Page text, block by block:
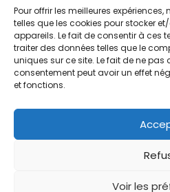
Pour offrir les meilleures
telles que les cookies pour stocker
appareils. Le fait de consentir à ces
traiter des données telles que le
uniques sur ce site. Le fait de ne pas
consentement peut avoir un effet
et fonctions.
Voir les